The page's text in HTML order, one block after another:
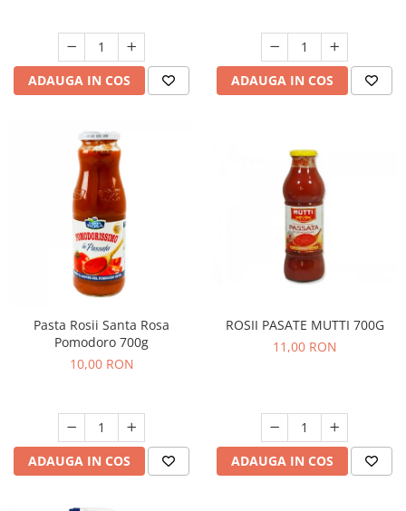
ADAUGA IN COS ADAUGA IN COS
Pasta Rosii Santa Rosa
Pomodoro 700g
10,00 RON
ADAUGA IN COS
ROSII PASATE MUTTI 700G
11,00 RON
ADAUGA IN COS